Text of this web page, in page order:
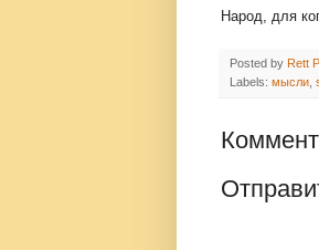
Народ, для
Posted by Rett
Labels: мысли